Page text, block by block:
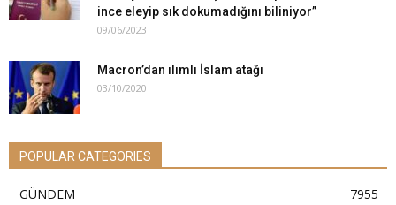
ince eleyip sık dokumadığını biliniyor”
09/06/2023
Macron’dan ılımlı İslam atağı
03/10/2020
POPULAR CATEGORIES
GÜNDEM
7955